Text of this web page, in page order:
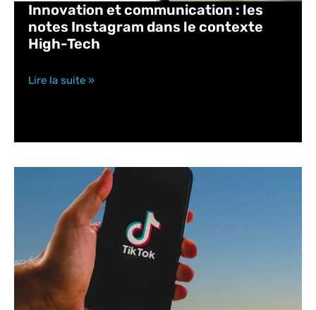
Innovation et communication : les
notes Instagram dans le contexte
High-Tech
Lire la suite »